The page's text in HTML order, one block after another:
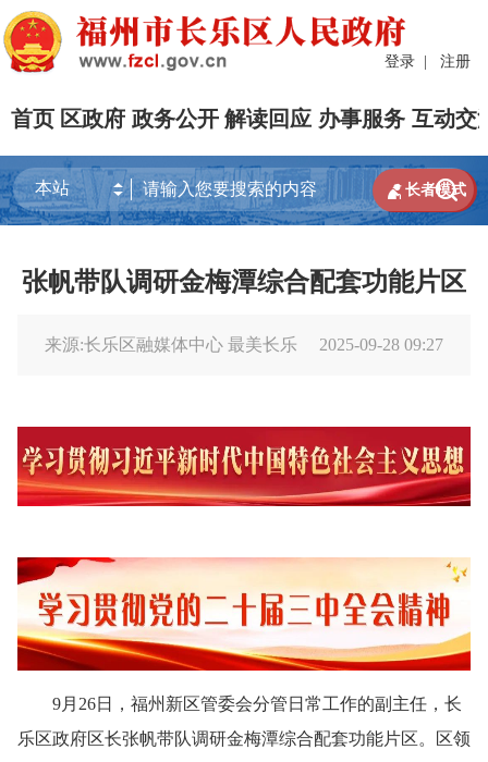
登录 | 注册
首页 区政府 政务公开 解读回应 办事服务 互动交

 长者模式
张帆带队调研金梅潭综合配套功能片区
来源:长乐区融媒体中心 最美长乐 2025-09-28 09:27
9月26日，福州新区管委会分管日常工作的副主任，长
乐区政府区长张帆带队调研金梅潭综合配套功能片区。区领